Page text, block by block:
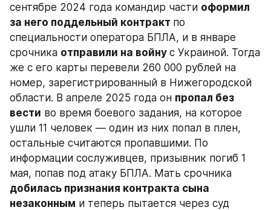
сентябре 2024 года командир части оформил
за него поддельный контракт по
специальности оператора БПЛА, и в январе
срочника отправили на войну с Украиной. Тогда
же с его карты перевели 260 000 рублей на
номер, зарегистрированный в Нижегородской
области. В апреле 2025 года он пропал без
вести во время боевого задания, на которое
ушли 11 человек — один из них попал в плен,
остальные считаются пропавшими. По
информации сослуживцев, призывник погиб 1
добилась признания контракта сына
незаконным и теперь пытается через суд